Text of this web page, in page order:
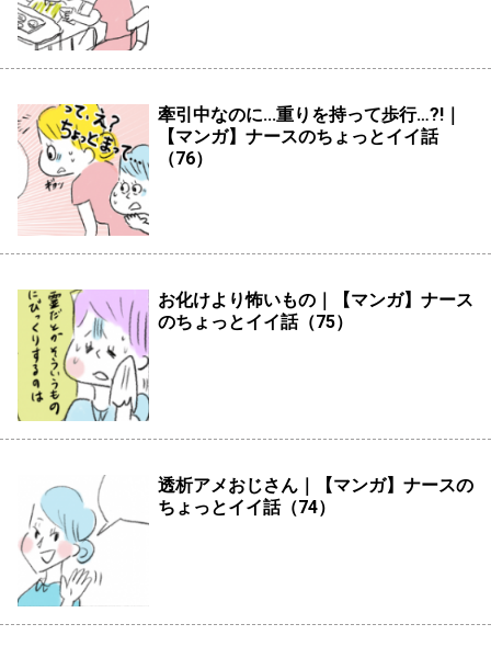
牽引中なのに...重りを持って歩行…?!｜
【マンガ】ナースのちょっとイイ話
（76）
お化けより怖いもの｜【マンガ】ナース
のちょっとイイ話（75）
透析アメおじさん｜【マンガ】ナースの
ちょっとイイ話（74）